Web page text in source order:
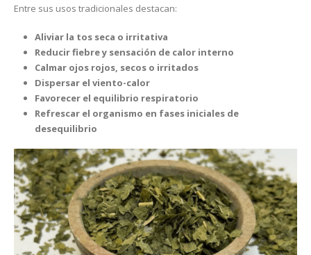
Entre sus usos tradicionales destacan:
Aliviar la tos seca o irritativa
Reducir fiebre y sensación de calor interno
Calmar ojos rojos, secos o irritados
Dispersar el viento-calor
Favorecer el equilibrio respiratorio
Refrescar el organismo en fases iniciales de
desequilibrio